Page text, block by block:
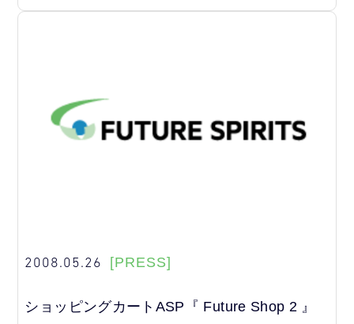
2008.05.26 [PRESS]
ショッピングカートASP『 Future Shop 2 』